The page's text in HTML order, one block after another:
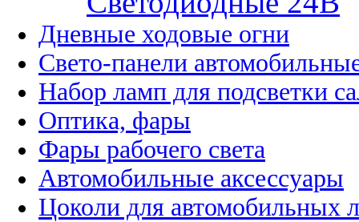
Дневные ходовые огни
Свето-панели
Набор ламп для подсветки
Оптика, фары
Фары рабочего света
Автомобильные аксессуары
Цоколи для автомобильных